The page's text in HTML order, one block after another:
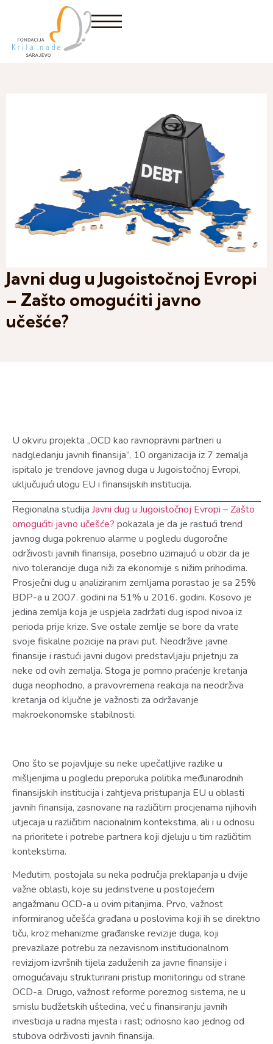
Javni dug u Jugoistočnoj Evropi
– Zašto omogućiti javno
učešće?
U okviru projekta „OCD kao ravnopravni partneri u
nadgledanju javnih finansija”, 10 organizacija iz 7 zemalja
ispitalo je trendove javnog duga u Jugoistočnoj Evropi,
uključujući ulogu EU i finansijskih institucija.
Regionalna studija Javni dug u Jugoistočnoj Evropi – Zašto
omogućiti javno učešće? pokazala je da je rastući trend
javnog duga pokrenuo alarme u pogledu dugoročne
održivosti javnih finansija, posebno uzimajući u obzir da je
nivo tolerancije duga niži za ekonomije s nižim prihodima.
Prosječni dug u analiziranim zemljama porastao je sa 25%
BDP-a u 2007. godini na 51% u 2016. godini. Kosovo je
jedina zemlja koja je uspjela zadržati dug ispod nivoa iz
perioda prije krize. Sve ostale zemlje se bore da vrate
svoje fiskalne pozicije na pravi put. Neodržive javne
finansije i rastući javni dugovi predstavljaju prijetnju za
neke od ovih zemalja. Stoga je pomno praćenje kretanja
duga neophodno, a pravovremena reakcija na neodrživa
kretanja od ključne je važnosti za održavanje
makroekonomske stabilnosti.
Ono što se pojavljuje su neke upečatljive razlike u
mišljenjima u pogledu preporuka politika međunarodnih
finansijskih institucija i zahtjeva pristupanja EU u oblasti
javnih finansija, zasnovane na različitim procjenama njihovih
utjecaja u različitim nacionalnim kontekstima, ali i u odnosu
na prioritete i potrebe partnera koji djeluju u tim različitim
kontekstima.
Međutim, postojala su neka područja preklapanja u dvije
važne oblasti, koje su jedinstvene u postojećem
angažmanu OCD-a u ovim pitanjima. Prvo, važnost
informiranog učešća građana u poslovima koji ih se direktno
tiču, kroz mehanizme građanske revizije duga, koji
prevazilaze potrebu za nezavisnom institucionalnom
revizijom izvršnih tijela zaduženih za javne finansije i
omogućavaju strukturirani pristup monitoringu od strane
OCD-a. Drugo, važnost reforme poreznog sistema, ne u
smislu budžetskih uštedina, već u finansiranju javnih
investicija u radna mjesta i rast; odnosno kao jednog od
stubova održivosti javnih finansija.